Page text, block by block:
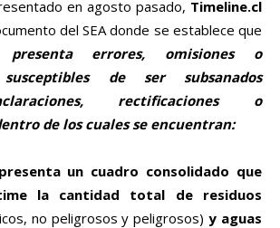
en agosto pasado, Timeline.cl
del SEA donde se establece que
errores, omisiones o
de ser subsanados
rectificaciones o
de los cuales se encuentran:
un cuadro consolidado que
la cantidad total de residuos
no peligrosos y peligrosos) y aguas